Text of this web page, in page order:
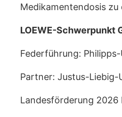
Medikamentendosis zu
LOEWE-Schwerpunkt
Federführung:
Partner: Justus-
Landesförderung 2026